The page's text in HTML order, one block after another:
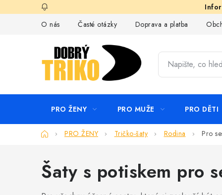
na
O nás
Časté otázky Doprava a platba
PRO ŽENY PRO MUŽE PRO DĚTI
DomůPRO ŽENY Tričko-šaty Rodina Pro
Šaty s potiskem pro